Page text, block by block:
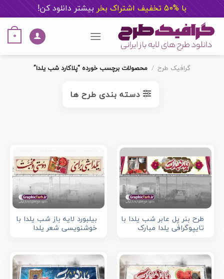
با %50 تخفیف اشتراک بخر بیشتر دانلود کن!
content
0
گرافیک طرح / محصولات برچسب خورده “پلاکارد شب یلدا”
دسته بندی طرح ها
طرح بنر پل عابر شب یلدا با
تایپوگرافی یلدا مبارک
بیلبورد لایه باز شب یلدا با
خوشنویسی شعر یلدا